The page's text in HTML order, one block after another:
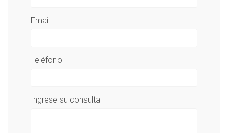
Email
Teléfono
Ingrese su consulta